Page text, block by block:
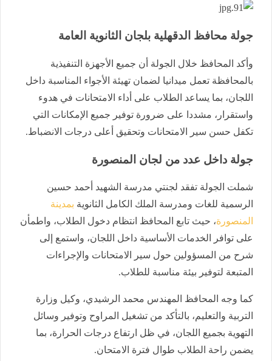
جولة محافظ الدقهلية بلجان الثانوية العامة
وأكد المحافظ خلال الجولة أن جميع الأجهزة التنفيذية
بالمحافظة تعمل ميدانيا لضمان تهيئة الأجواء المناسبة داخل
اللجان، بما يساعد الطلاب على أداء الامتحانات في هدوء
واستقرار، مشددا على ضرورة توفير جميع الإمكانات التي
تكفل حسن سير الامتحانات وتحقيق أعلى درجات الانضباط.
جولة داخل عدد من لجان المنصورة
شملت الجولة تفقد لجنتي مدرسة الشهيد أحمد حسين
الرسمية للغات ومدرسة الملك الكامل الثانوية بمدينة
المنصورة، حيث تابع المحافظ انتظام دخول الطلاب، واطمأن
على توافر الخدمات الأساسية داخل اللجان، واستمع إلى
شرح من المسؤولين حول سير الامتحانات والإجراءات
المتبعة لتوفير بيئة مناسبة للطلاب.
كما وجه المحافظ المهندس محمد الرشيدي، وكيل وزارة
التربية والتعليم، بالتأكد من تشغيل المراوح وتوفير وسائل
التهوية بجميع اللجان، في ظل ارتفاع درجات الحرارة، بما
يضمن راحة الطلاب طوال فترة الامتحان.